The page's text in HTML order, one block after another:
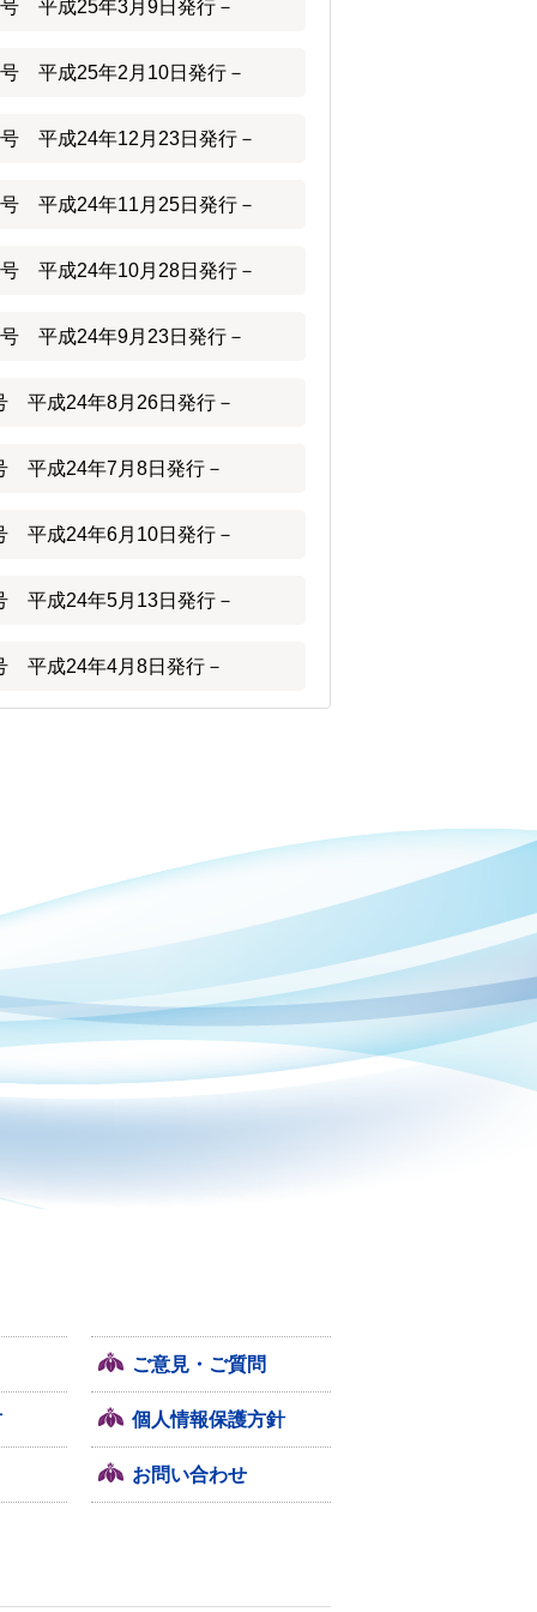
平成25年3月9日発行－
平成25年2月10日発行－
平成24年12月23日発行－
平成24年11月25日発行－
平成24年10月28日発行－
平成24年9月23日発行－
平成24年8月26日発行－
平成24年7月8日発行－
平成24年6月10日発行－
平成24年5月13日発行－
平成24年4月8日発行－
ご意見・ご質問
個人情報保護方針
お問い合わせ